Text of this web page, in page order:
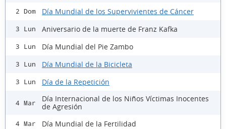
2 Dom Día Mundial de los Supervivientes de Cáncer
3 Lun Aniversario de la muerte de Franz Kafka
3 Lun Día Mundial del Pie Zambo
3 Lun Día Mundial de la Bicicleta
3 Lun Día de la Repetición
4 Mar
Día Internacional de los Niños Víctimas Inocentes
de Agresión
4 Mar Día Mundial de la Fertilidad